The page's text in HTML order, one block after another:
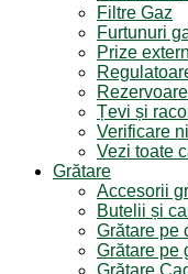
Filtre Gaz
Furtunuri
Prize
Țevi și
Verificare
Vezi toate
Grătare
Accesorii
Butelii și
Grătare pe
Grătare pe
Grătare